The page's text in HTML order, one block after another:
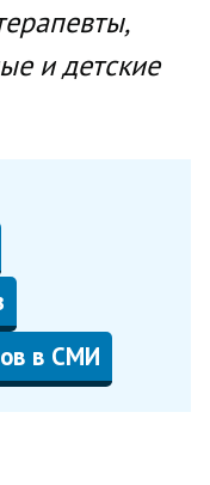
и детские
в СМИ